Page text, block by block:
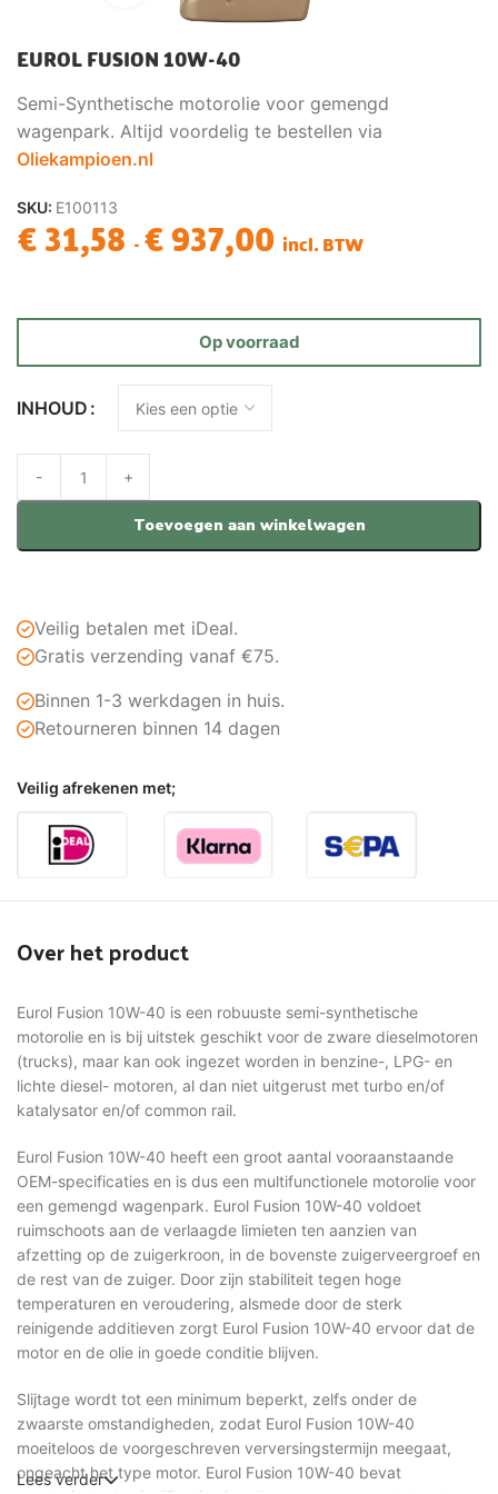
EUROL FUSION 10W-40
Semi-Synthetische motorolie voor gemengd
wagenpark. Altijd voordelig te bestellen via
Oliekampioen.nl
SKU: E100113
€ 31,58 - € 937,00 incl. BTW
Op voorraad
INHOUD
Toevoegen aan winkelwagen
Veilig betalen met iDeal.
Gratis verzending vanaf €75.
Binnen 1-3 werkdagen in huis.
Retourneren binnen 14 dagen
Veilig afrekenen met;
Over het product
Eurol Fusion 10W-40 is een robuuste semi-synthetische
motorolie en is bij uitstek geschikt voor de zware dieselmotoren
(trucks), maar kan ook ingezet worden in benzine-, LPG- en
lichte diesel- motoren, al dan niet uitgerust met turbo en/of
katalysator en/of common rail.
Eurol Fusion 10W-40 heeft een groot aantal vooraanstaande
OEM-specificaties en is dus een multifunctionele motorolie voor
een gemengd wagenpark. Eurol Fusion 10W-40 voldoet
ruimschoots aan de verlaagde limieten ten aanzien van
afzetting op de zuigerkroon, in de bovenste zuigerveergroef en
de rest van de zuiger. Door zijn stabiliteit tegen hoge
temperaturen en veroudering, alsmede door de sterk
reinigende additieven zorgt Eurol Fusion 10W-40 ervoor dat de
motor en de olie in goede conditie blijven.
Slijtage wordt tot een minimum beperkt, zelfs onder de
zwaarste omstandigheden, zodat Eurol Fusion 10W-40
moeiteloos de voorgeschreven verversingstermijn meegaat,
ongeacht het type motor. Eurol Fusion 10W-40 bevat
Lees verder